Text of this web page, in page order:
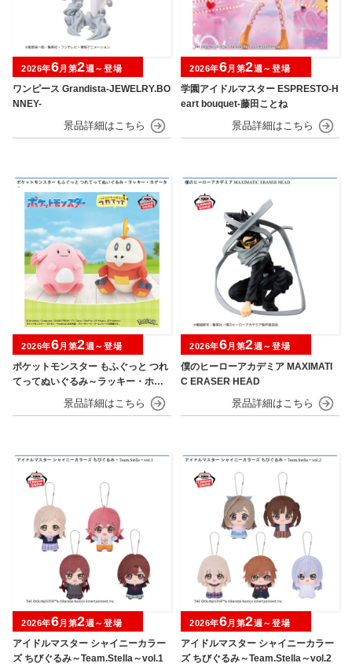
ワンピース Grandista-JEWELRY.BO
NNEY-
2026年6月第2週～登場
学園アイドルマスター ESPRESTO-H
eart bouquet-藤田ことね
2026年6月第2週～登場
ポケットモンスター もふぐっと つれ
てってぬいぐるみ～ラッキー・ホゲ
2026年6月第2週～登場
僕のヒーローアカデミア MAXIMATI
C ERASER HEAD
2026年6月第2週～登場
アイドルマスター シャイニーカラー
ズ ちびぐるみ～Team.Stella～vol.1
2026年6月第2週～登場
アイドルマスター シャイニーカラー
ズ ちびぐるみ～Team.Stella～vol.2
2026年6月第2週～登場